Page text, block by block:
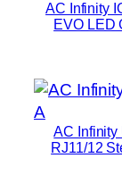
AC Infinity
EVO LED
AC Infinity
RJ11/12